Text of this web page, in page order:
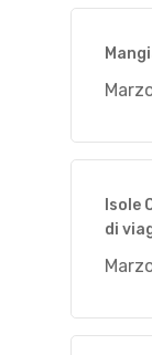
Isole
di